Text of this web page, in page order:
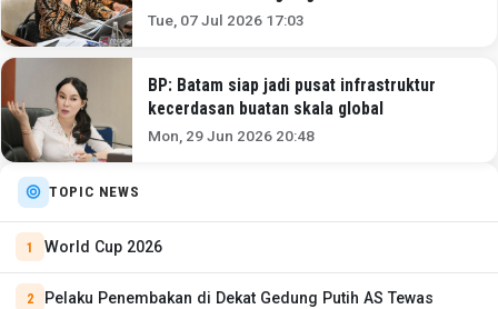
Tue, 07 Jul 2026 17:03
BP: Batam siap jadi pusat infrastruktur
kecerdasan buatan skala global
Mon, 29 Jun 2026 20:48
TOPIC NEWS
World Cup 2026
Pelaku Penembakan di Dekat Gedung Putih AS Tewas